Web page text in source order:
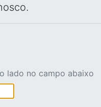
lado no campo abaixo